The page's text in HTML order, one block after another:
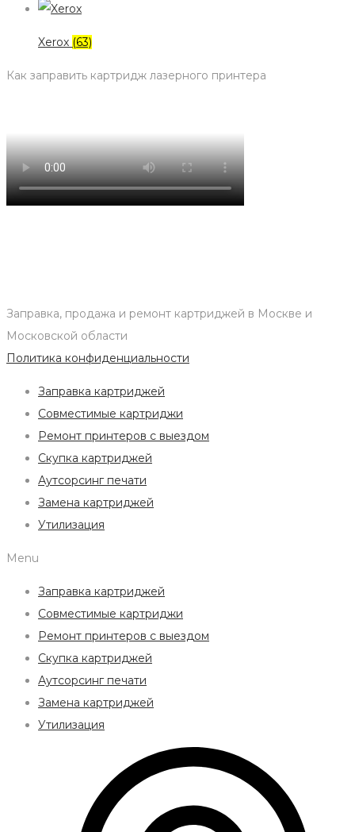
Xerox (63)
Как заправить картридж лазерного принтера
Заправка, продажа и ремонт картриджей в Москве и
Московской области
Политика конфиденциальности
Заправка картриджей
Совместимые картриджи
Ремонт принтеров с выездом
Скупка картриджей
Аутсорсинг печати
Замена картриджей
Утилизация
Menu
Заправка картриджей
Совместимые картриджи
Ремонт принтеров с выездом
Скупка картриджей
Аутсорсинг печати
Замена картриджей
Утилизация